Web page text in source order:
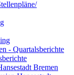
- Quartalsberichte
Bremen